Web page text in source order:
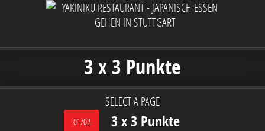
SELECT A PAGE
3 x 3 Punkte
01/02 3 x 3 Punkte